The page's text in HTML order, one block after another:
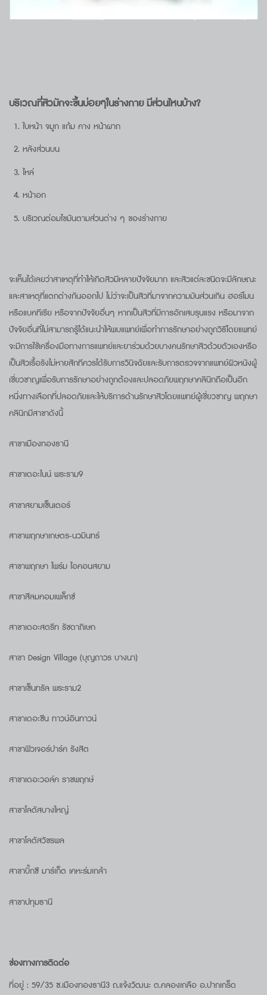
บริเวณที่สิวมักจะขึ้นบ่อยๆในร่างกาย มีส่วนไหนบ้าง?
ใบหน้า จมูก แก้ม คาง หน้าผาก
หลังส่วนบน
ไหล่
หน้าอก
บริเวณต่อมไขมันตามส่วนต่าง ๆ ของร่างกาย
จะเห็นได้เลยว่าสาเหตุที่ทำให้เกิดสิวมีหลายปัจจัยมาก และสิวแต่ละชนิดจะมีลักษณะ
และสาเหตุที่แตกต่างกันออกไป ไม่ว่าจะเป็นสิวที่มาจากความมันส่วนเกิน ฮอร์โมน
หรือแบคทีเรีย หรือจากปัจจัยอื่นๆ หากเป็นสิวที่มีการอักเสบรุนแรง หรือมาจาก
ปัจจัยอื่นที่ไม่สามารถรู้ได้แนะนำให้พบแพทย์เพื่อทำการรักษาอย่างถูกวิธีโดยแพทย์
จะมีการใช้เครื่องมือทางการแพทย์และยาร่วมด้วยบางคนรักษาสิวด้วยตัวเองหรือ
เป็นสิวเรื้อรังไม่หายสักทีควรได้รับการวินิจฉัยและรับการตรวจจากแพทย์ผิวหนังผู้
เชี่ยวชาญเพื่อรับการรักษาอย่างถูกต้องและปลอดภัยพฤกษาคลินิกถือเป็นอีก
หนึ่งทางเลือกที่ปลอดภัยและให้บริการด้านรักษาสิวโดยแพทย์ผู้เชี่ยวชาญ พฤกษา
คลินิกมีสาขาดังนี้
สาขาเมืองทองธานี
สาขาเดอะไนน์ พระราม9
สาขาสยามเซ็นเตอร์
สาขาพฤกษาเกษตร-นวมินทร์
สาขาพฤกษา ไพร์ม ไอคอนสยาม
สาขาสีลมคอมเพล็กซ์
สาขาเดอะสตรีท รัชดาภิเษก
สาขา Design Village (บุญถาวร บางนา)
สาขาเซ็นทรัล พระราม2
สาขาเดอะซีน ทาวน์อินทาวน์
สาขาฟิวเจอร์ปาร์ค รังสิต
สาขาเดอะวอล์ค ราชพฤกษ์
สาขาโลตัสบางใหญ่
สาขาโลตัสวัชรพล
สาขาบิ๊กซี มาร์เก็ต เคหะร่มเกล้า
สาขาปทุมธานี
ช่องทางการติดต่อ
ที่อยู่ : 59/35 ซ.เมืองทองธานี3 ถ.แจ้งวัฒนะ ต.คลองเกลือ อ.ปากเกร็ด